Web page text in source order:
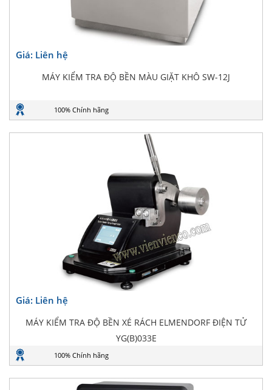
Giá: Liên hệ
MÁY KIỂM TRA ĐỘ BỀN MÀU GIẶT KHÔ SW-12J
100% Chính hãng
Giá: Liên hệ
MÁY KIỂM TRA ĐỘ BỀN XÉ RÁCH ELMENDORF ĐIỆN TỬ
YG(B)033E
100% Chính hãng